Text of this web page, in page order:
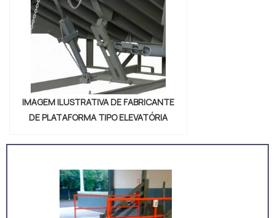
IMAGEM ILUSTRATIVA DE FABRICANTE
DE PLATAFORMA TIPO ELEVATÓRIA